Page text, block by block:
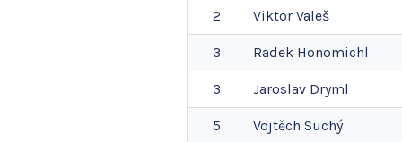
2 Viktor Valeš
3 Radek Honomichl
3 Jaroslav Dryml
5 Vojtěch Suchý